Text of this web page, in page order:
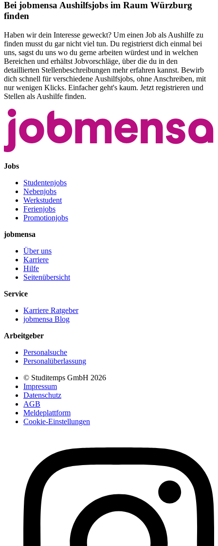
Bei jobmensa Aushilfsjobs im Raum Würzburg
finden
Haben wir dein Interesse geweckt? Um einen Job als Aushilfe zu
finden musst du gar nicht viel tun. Du registrierst dich einmal bei
uns, sagst du uns wo du gerne arbeiten würdest und in welchen
Bereichen und erhältst Jobvorschläge, über die du in den
detaillierten Stellenbeschreibungen mehr erfahren kannst. Bewirb
dich schnell für verschiedene Aushilfsjobs, ohne Anschreiben, mit
nur wenigen Klicks. Einfacher geht's kaum. Jetzt registrieren und
Stellen als Aushilfe finden.
Jobs
Studentenjobs
Nebenjobs
Werkstudent
Ferienjobs
Promotionjobs
jobmensa
Über uns
Karriere
Hilfe
Seitenübersicht
Service
Karriere Ratgeber
jobmensa Blog
Arbeitgeber
Personalsuche
Personalüberlassung
© Studitemps GmbH 2026
Impressum
Datenschutz
AGB
Meldeplattform
Cookie-Einstellungen